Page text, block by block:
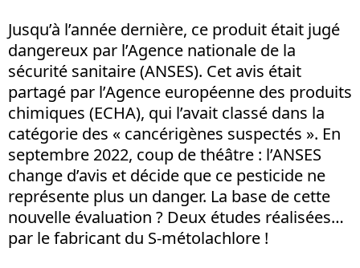
Jusqu’à l’année dernière, ce produit était jugé
dangereux par l’Agence nationale de la
sécurité sanitaire (ANSES). Cet avis était
partagé par l’Agence européenne des produits
chimiques (ECHA), qui l’avait classé dans la
catégorie des « cancérigènes suspectés ». En
septembre 2022, coup de théâtre : l’ANSES
change d’avis et décide que ce pesticide ne
représente plus un danger. La base de cette
nouvelle évaluation ? Deux études réalisées…
par le fabricant du S-métolachlore !